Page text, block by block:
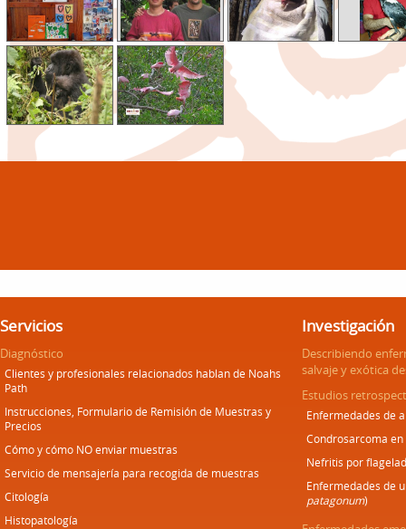
Servicios
Diagnóstico
Clientes y profesionales relacionados hablan de Noahs
Path
Instrucciones, Formulario de Remisión de Muestras y
Precios
Cómo y cómo NO enviar muestras
Servicio de mensajería para recogida de muestras
Citología
Histopatología
Investigación
Describiendo
salvaje y exótica
Estudios
Enfermedades de
Condrosarcoma en
Nefritis por
Enfermedades de
patagonum)